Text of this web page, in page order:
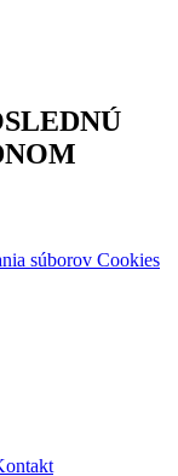
súborov Cookies